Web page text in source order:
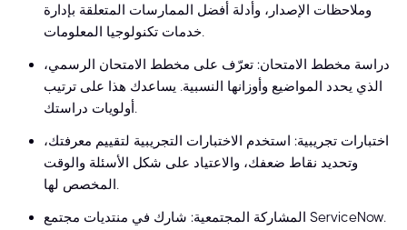
وملاحظات الإصدار، وأدلة أفضل الممارسات المتعلقة بإدارة
خدمات تكنولوجيا المعلومات.
دراسة مخطط الامتحان: تعرّف على مخطط الامتحان الرسمي،
الذي يحدد المواضيع وأوزانها النسبية. يساعدك هذا على ترتيب
أولويات دراستك.
اختبارات تجريبية: استخدم الاختبارات التجريبية لتقييم معرفتك،
وتحديد نقاط ضعفك، والاعتياد على شكل الأسئلة والوقت
المخصص لها.
المشاركة المجتمعية: شارك في منتديات مجتمع ServiceNow.